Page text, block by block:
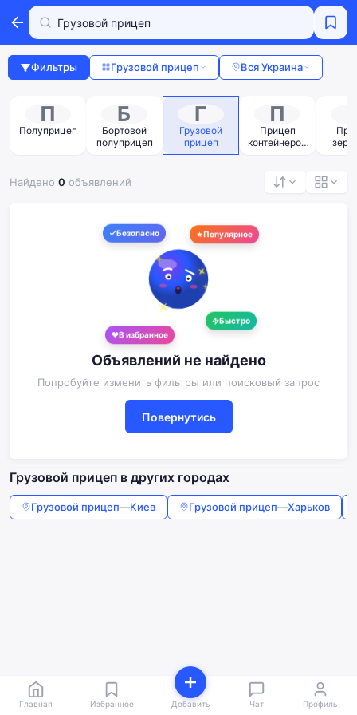
Фильтры Грузовой прицеп Вся Украина
П
Полуприцеп
Б
Бортовой
полуприцеп
Г
Грузовой
прицеп
П
Прицеп
контейнеров
Найдено 0 объявлений
Безопасно
Популярное
Быстро
В избранное
Объявлений не найдено
Попробуйте изменить фильтры или поисковый запрос
Повернутись
Грузовой прицеп в других городах
Грузовой прицеп—Киев Грузовой прицеп—Харьков
Главная Избранное Добавить Чат Профиль